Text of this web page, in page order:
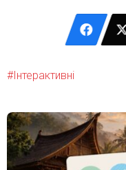
Інтерактивні